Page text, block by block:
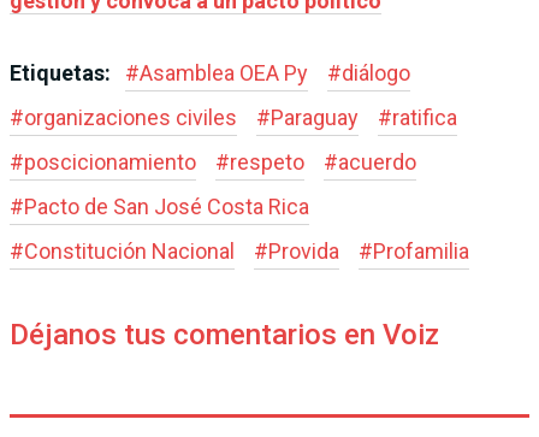
Etiquetas: #Asamblea OEA Py #diálogo
#organizaciones civiles #Paraguay #ratifica
#poscicionamiento #respeto #acuerdo
#Pacto de San José Costa Rica
#Constitución Nacional #Provida #Profamilia
Déjanos tus comentarios en Voiz